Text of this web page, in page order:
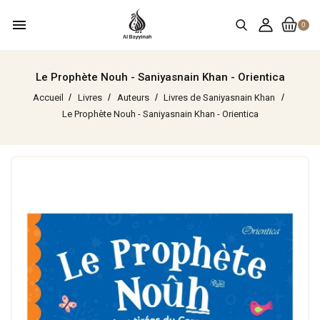
0
menu
Le Prophète Nouh - Saniyasnain Khan - Orientica
Accueil Livres Auteurs
Livres de Saniyasnain Khan
Le Prophète Nouh - Saniyasnain Khan - Orientica